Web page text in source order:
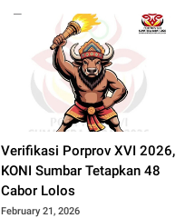
Verifikasi Porprov XVI 2026,
KONI Sumbar Tetapkan 48
Cabor Lolos
February 21, 2026